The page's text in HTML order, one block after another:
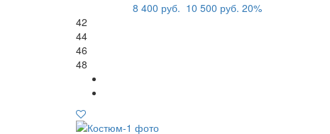
8 400 руб. 10 500 руб. 20%
42
44
46
48